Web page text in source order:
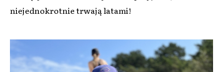
niejednokrotnie trwają latami!